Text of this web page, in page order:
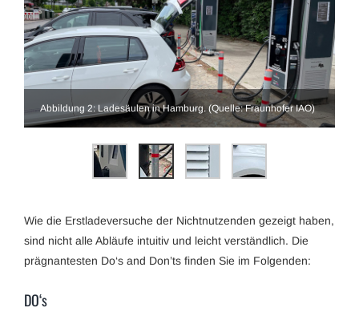
Abbildung 2: Ladesäulen in Hamburg. (Quelle: Fraunhofer IAO)
Wie die Erstladeversuche der Nichtnutzenden gezeigt haben,
sind nicht alle Abläufe intuitiv und leicht verständlich. Die
prägnantesten Do‘s and Don’ts finden Sie im Folgenden:
DO‘s